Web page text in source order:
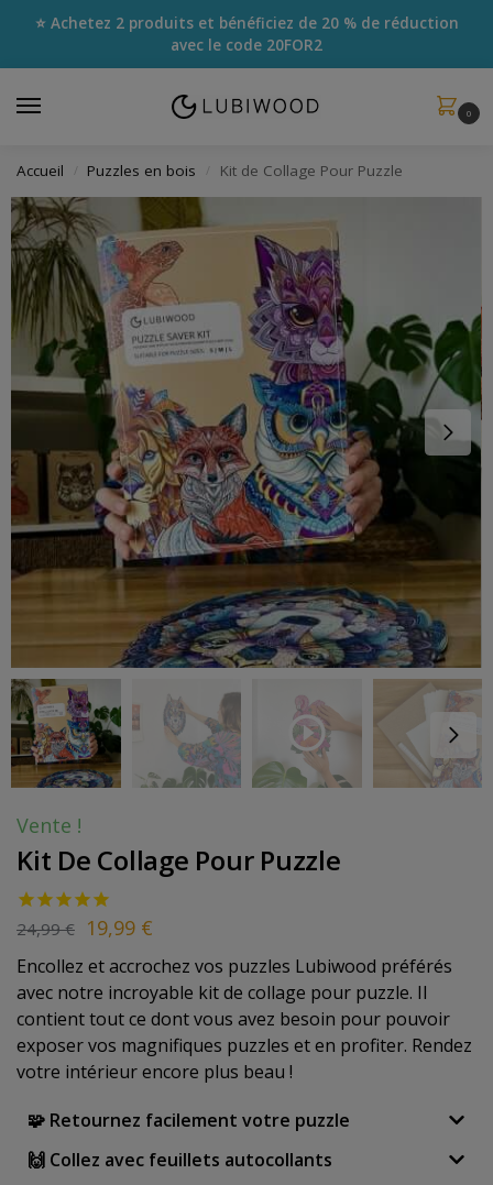
⭐ Achetez 2 produits et bénéficiez de 20 % de réduction
avec le code 20FOR2
0
Accueil / Puzzles en bois / Kit de Collage Pour Puzzle
Vente !
Kit De Collage Pour Puzzle
24,99€ 19,99 €
Encollez et accrochez vos puzzles Lubiwood préférés
avec notre incroyable kit de collage pour puzzle. Il
contient tout ce dont vous avez besoin pour pouvoir
exposer vos magnifiques puzzles et en profiter. Rendez
votre intérieur encore plus beau !
🧩 Retournez facilement votre puzzle
🙌 Collez avec feuillets autocollants